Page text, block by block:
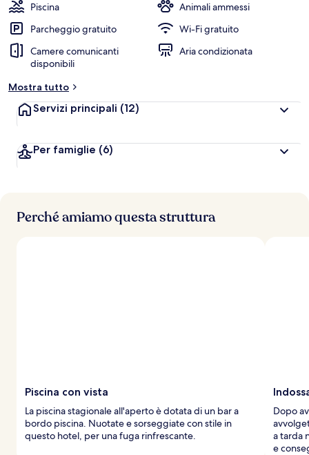
Piscina
Animali ammessi
Parcheggio gratuito
Wi-Fi gratuito
Camere comunicanti
disponibili
Aria condizionata
Mostra tutto
Servizi principali (12)
Per famiglie (6)
Perché amiamo questa struttura
Piscina con vista
La piscina stagionale all'aperto è dotata di un bar a
bordo piscina. Nuotate e sorseggiate con stile in
questo hotel, per una fuga rinfrescante.
Dopo
a tarda
e